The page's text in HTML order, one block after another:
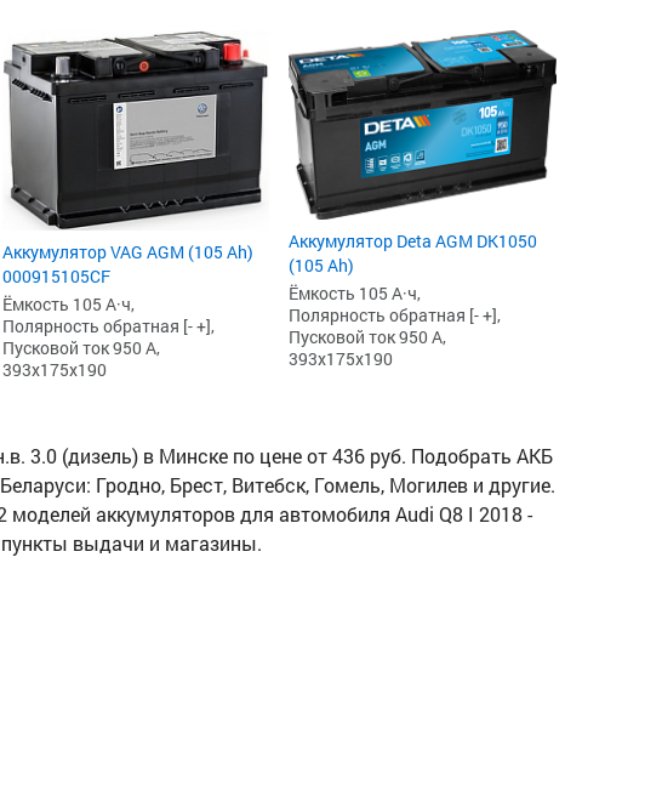
Аккумулятор VAG AGM (105 Ah)
000915105CF
Ёмкость 105 А·ч,
Полярность обратная [- +],
Пусковой ток 950 А,
393x175x190
Аккумулятор Deta AGM DK1050
(105 Ah)
Ёмкость 105 А·ч,
Полярность обратная [- +],
Пусковой ток 950 А,
393x175x190
3.0 (дизель) в Минске по цене от 436 руб. Подобрать АКБ
Гродно, Брест, Витебск, Гомель, Могилев и другие.
моделей аккумуляторов для автомобиля Audi Q8 I 2018 -
выдачи и магазины.